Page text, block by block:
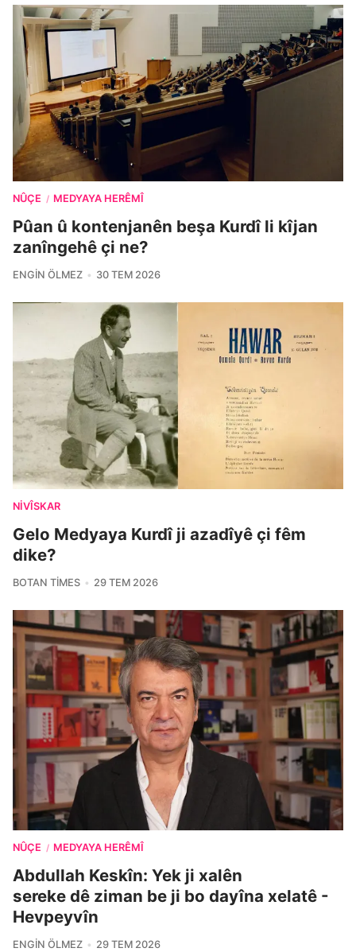
NÛÇE / MEDYAYA HERÊMÎ
Pûan û kontenjanên beşa Kurdî li kîjan
zanîngehê çi ne?
ENGIN ÖLMEZ 30 TEM 2026
NIVÎSKAR
Gelo Medyaya Kurdî ji azadîyê çi fêm
dike?
BOTAN TIMES 29 TEM 2026
NÛÇE / MEDYAYA HERÊMÎ
Abdullah Keskîn: Yek ji xalên
sereke dê ziman be ji bo dayîna xelatê -
Hevpeyvîn
ENGIN ÖLMEZ 29 TEM 2026